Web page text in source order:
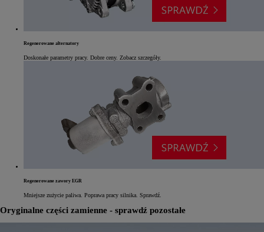
Regenerowane alternatory
Doskonałe parametry pracy. Dobre ceny. Zobacz szczegóły.
Regenerowane zawory EGR
Mniejsze zużycie paliwa. Poprawa pracy silnika. Sprawdź.
Oryginalne części zamienne - sprawdź pozostałe